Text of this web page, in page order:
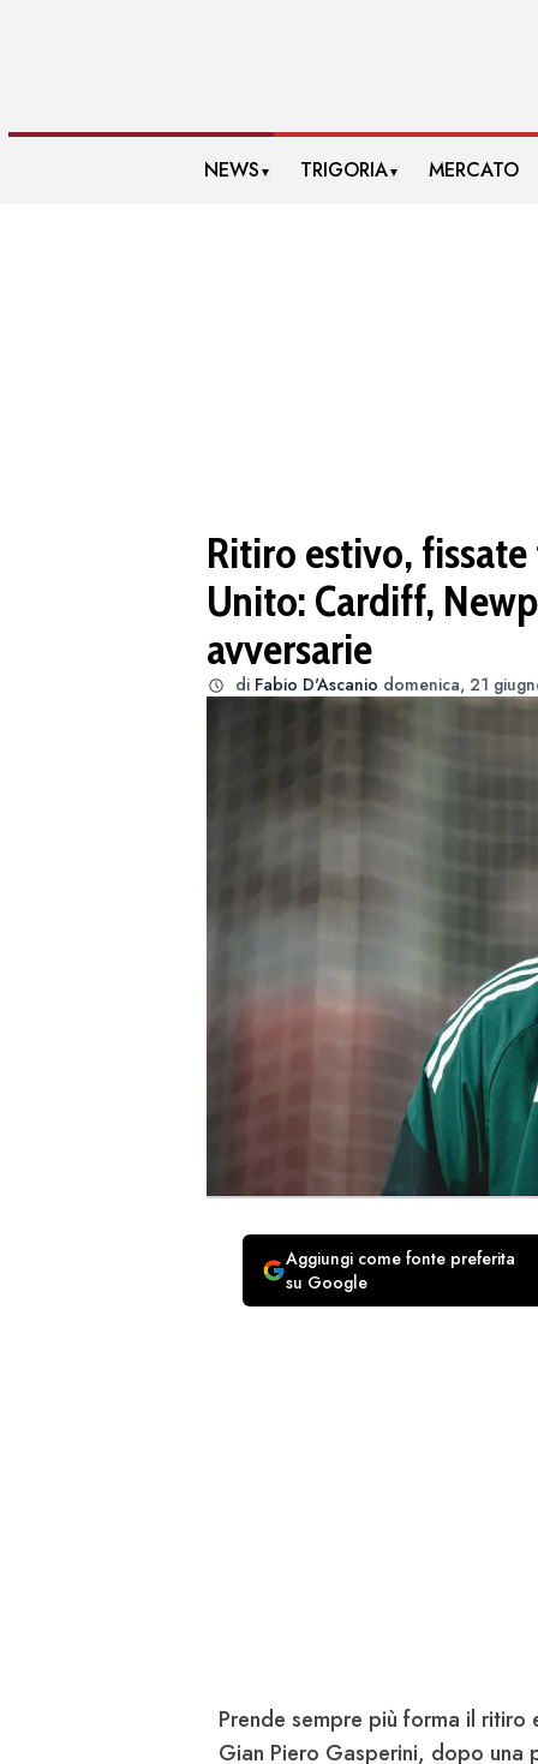
NEWS ▼ TRIGORIA▼ MERCATO
Ritiro estivo,
Unito: Cardiff,
avversarie
di Fabio D'Ascanio domenica, 21
Aggiungi come fonte preferita
su Google
Prende sempre più forma il ritiro
Gian Piero Gasperini, dopo una